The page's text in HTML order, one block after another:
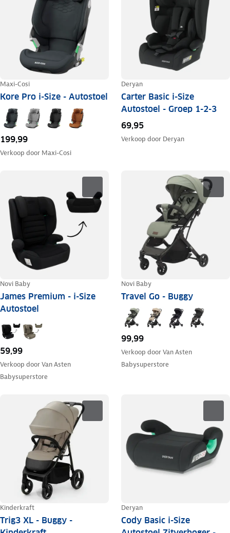
Maxi-Cosi
Kore Pro i-Size - Autostoel
199,99
Verkoop door Maxi-Cosi
Deryan
Carter Basic i-Size
Autostoel - Groep 1-2-3
69,95
Verkoop door Deryan
Novi Baby
James Premium - i-Size
Autostoel
59,99
Verkoop doorVan Asten
Babysuperstore
Novi Baby
Travel Go - Buggy
99,99
Verkoop doorVan Asten
Babysuperstore
Kinderkraft
Trig3 XL - Buggy -
Deryan
Cody Basic i-Size